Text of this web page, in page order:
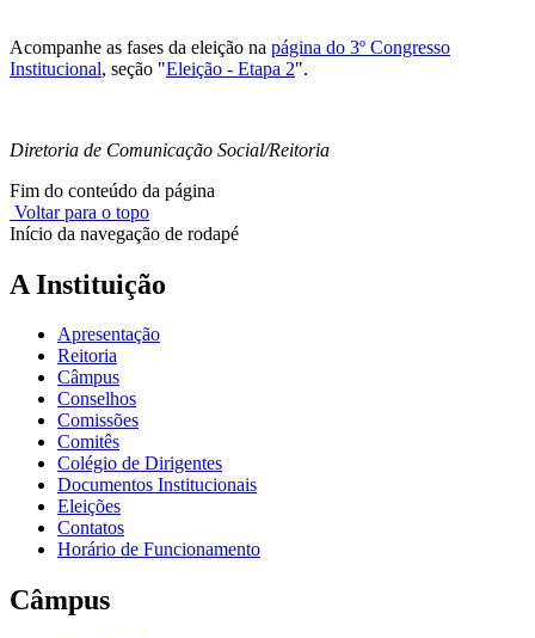
Acompanhe as fases da eleição na página do 3º Congresso
Institucional, seção "Eleição - Etapa 2".
Diretoria de Comunicação Social/Reitoria
Fim do conteúdo da página
Voltar para o topo
Início da navegação de rodapé
A Instituição
Apresentação
Reitoria
Câmpus
Conselhos
Comissões
Comitês
Colégio de Dirigentes
Documentos Institucionais
Eleições
Contatos
Horário de Funcionamento
Câmpus